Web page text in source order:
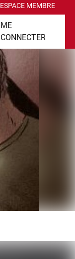
ESPACE MEMBRE
ME
CONNECTER